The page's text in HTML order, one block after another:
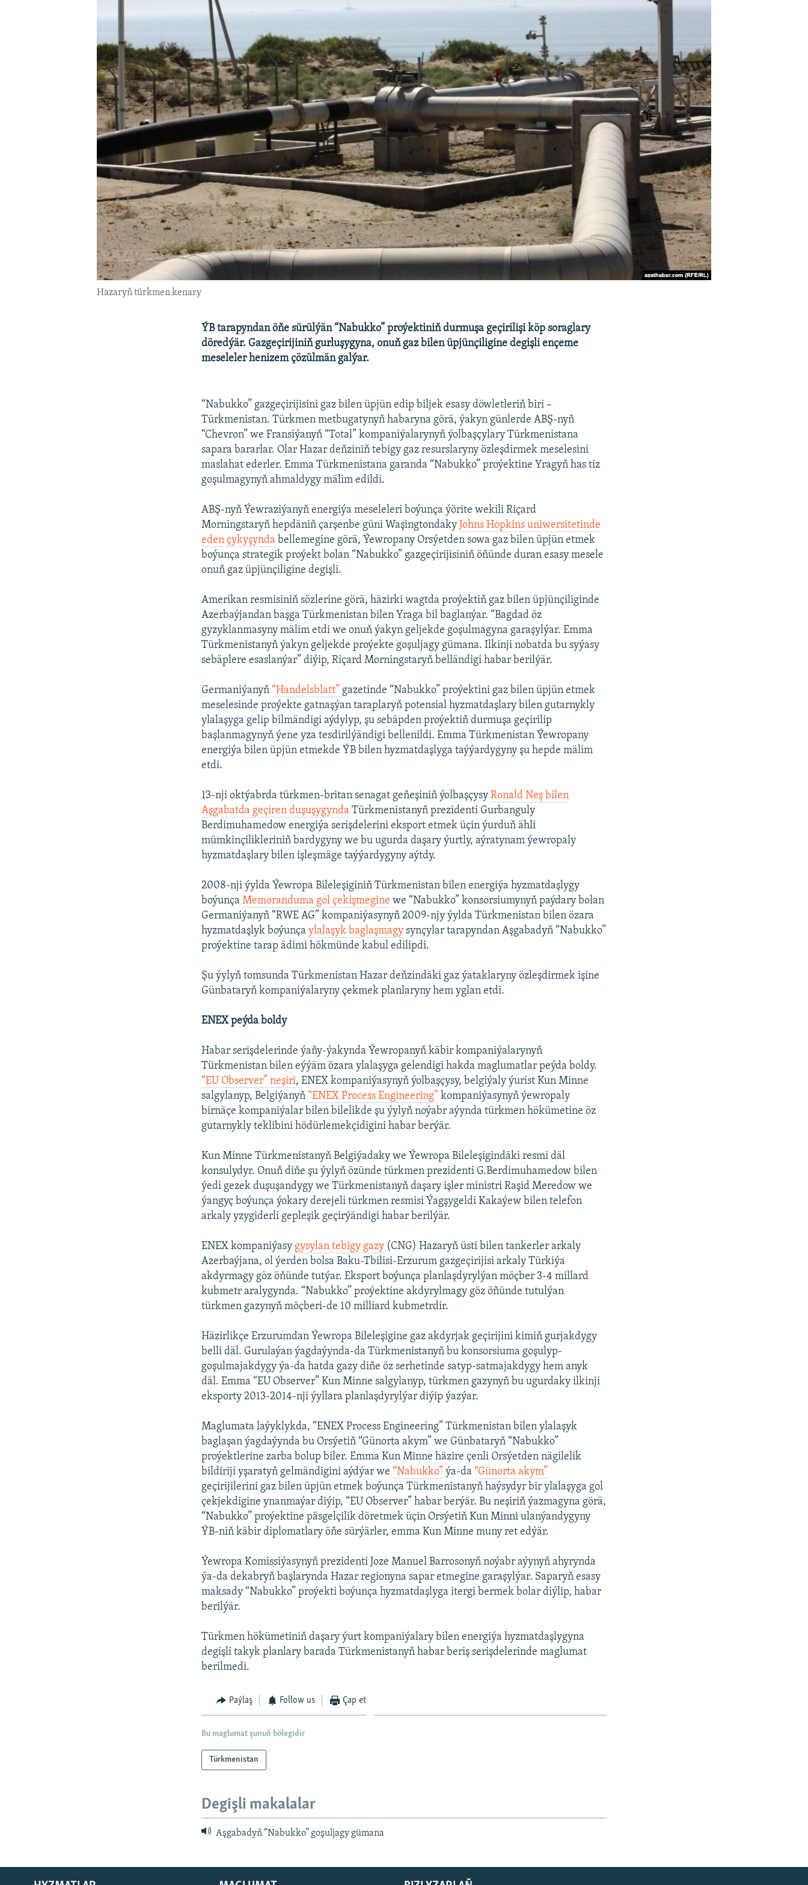
Hazaryň türkmen kenary
ÝB tarapyndan öňe sürülýän “Nabukko” proýektiniň durmuşa geçirilişi köp soraglary
döredýär. Gazgeçirijiniň gurluşygyna, onuň gaz bilen üpjünçiligine degişli ençeme
meseleler henizem çözülmän galýar.
“Nabukko” gazgeçirijisini gaz bilen üpjün edip biljek esasy döwletleriň biri –
Türkmenistan. Türkmen metbugatynyň habaryna görä, ýakyn günlerde ABŞ-nyň
“Chevron” we Fransiýanyň “Total” kompaniýalarynyň ýolbaşçylary Türkmenistana
sapara bararlar. Olar Hazar deňziniň tebigy gaz resurslaryny özleşdirmek meselesini
maslahat ederler. Emma Türkmenistana garanda “Nabukko” proýektine Yragyň has tiz
goşulmagynyň ahmaldygy mälim edildi.
ABŞ-nyň Ýewraziýanyň energiýa meseleleri boýunça ýörite wekili Riçard
Morningstaryň hepdäniň çarşenbe güni Waşingtondaky Johns Hopkins uniwersitetinde
eden çykyşynda bellemegine görä, Ýewropany Orsýetden sowa gaz bilen üpjün etmek
boýunça strategik proýekt bolan “Nabukko” gazgeçirijisiniň öňünde duran esasy mesele
onuň gaz üpjünçiligine degişli.
Amerikan resmisiniň sözlerine görä, häzirki wagtda proýektiň gaz bilen üpjünçiliginde
Azerbaýjandan başga Türkmenistan bilen Yraga bil baglanýar. “Bagdad öz
gyzyklanmasyny mälim etdi we onuň ýakyn geljekde goşulmagyna garaşylýar. Emma
Türkmenistanyň ýakyn geljekde proýekte goşuljagy gümana. Ilkinji nobatda bu syýasy
sebäplere esaslanýar” diýip, Riçard Morningstaryň belländigi habar berilýär.
Germaniýanyň“Handelsblatt” gazetinde “Nabukko” proýektini gaz bilen üpjün etmek
meselesinde proýekte gatnaşýan taraplaryň potensial hyzmatdaşlary bilen gutarnykly
ylalaşyga gelip bilmändigi aýdylyp, şu sebäpden proýektiň durmuşa geçirilip
başlanmagynyň ýene yza tesdirilýändigi bellenildi. Emma Türkmenistan Ýewropany
energiýa bilen üpjün etmekde ÝB bilen hyzmatdaşlyga taýýardygyny şu hepde mälim
etdi.
13-nji oktýabrda türkmen-britan senagat geňeşiniň ýolbaşçysyRonald Neş bilen
Aşgabatda geçiren duşuşygynda Türkmenistanyň prezidenti Gurbanguly
Berdimuhamedow energiýa serişdelerini eksport etmek üçin ýurduň ähli
mümkinçilikleriniň bardygyny we bu ugurda daşary ýurtly, aýratynam ýewropaly
hyzmatdaşlary bilen işleşmäge taýýardygyny aýtdy.
2008-nji ýylda Ýewropa Bileleşiginiň Türkmenistan bilen energiýa hyzmatdaşlygy
boýunçaMemoranduma gol çekişmegine we “Nabukko” konsorsiumynyň paýdary bolan
Germaniýanyň “RWE AG” kompaniýasynyň 2009-njy ýylda Türkmenistan bilen özara
hyzmatdaşlyk boýunçaylalaşyk baglaşmagy synçylar tarapyndan Aşgabadyň “Nabukko”
proýektine tarap ädimi hökmünde kabul edilipdi.
Şu ýylyň tomsunda Türkmenistan Hazar deňzindäki gaz ýataklaryny özleşdirmek işine
Günbataryň kompaniýalaryny çekmek planlaryny hem yglan etdi.
ENEX peýda boldy
Habar serişdelerinde ýaňy-ýakynda Ýewropanyň käbir kompaniýalarynyň
Türkmenistan bilen eýýäm özara ylalaşyga gelendigi hakda maglumatlar peýda boldy.
“EU Observer” neşiri, ENEX kompaniýasynyň ýolbaşçysy, belgiýaly ýurist Kun Minne
salgylanyp, Belgiýanyň“ENEX Process Engineering” kompaniýasynyň ýewropaly
birnäçe kompaniýalar bilen bilelikde şu ýylyň noýabr aýynda türkmen hökümetine öz
gutarnykly teklibini hödürlemekçidigini habar berýär.
Kun Minne Türkmenistanyň Belgiýadaky we Ýewropa Bileleşigindäki resmi däl
konsulydyr. Onuň diňe şu ýylyň özünde türkmen prezidenti G.Berdimuhamedow bilen
ýedi gezek duşuşandygy we Türkmenistanyň daşary işler ministri Raşid Meredow we
ýangyç boýunça ýokary derejeli türkmen resmisi Ýagşygeldi Kakaýew bilen telefon
arkaly yzygiderli gepleşik geçirýändigi habar berilýär.
ENEX kompaniýasygysylan tebigy gazy (CNG) Hazaryň üsti bilen tankerler arkaly
Azerbaýjana, ol ýerden bolsa Baku-Tbilisi-Erzurum gazgeçirijisi arkaly Türkiýa
akdyrmagy göz öňünde tutýar. Eksport boýunça planlaşdyrylýan möçber 3-4 millard
kubmetr aralygynda. “Nabukko” proýektine akdyrylmagy göz öňünde tutulýan
türkmen gazynyň möçberi-de 10 milliard kubmetrdir.
Häzirlikçe Erzurumdan Ýewropa Bileleşigine gaz akdyrjak geçirijini kimiň gurjakdygy
belli däl. Gurulaýan ýagdaýynda-da Türkmenistanyň bu konsorsiuma goşulyp-
goşulmajakdygy ýa-da hatda gazy diňe öz serhetinde satyp-satmajakdygy hem anyk
däl. Emma “EU Observer” Kun Minne salgylanyp, türkmen gazynyň bu ugurdaky ilkinji
eksporty 2013-2014-nji ýyllara planlaşdyrylýar diýip ýazýar.
Maglumata laýyklykda, “ENEX Process Engineering” Türkmenistan bilen ylalaşyk
baglaşan ýagdaýynda bu Orsýetiň “Günorta akym” we Günbataryň “Nabukko”
proýektlerine zarba bolup biler. Emma Kun Minne häzire çenli Orsýetden nägilelik
bildiriji yşaratyň gelmändigini aýdýar we“Nabukko” ýa-da“Günorta akym”
geçirijilerini gaz bilen üpjün etmek boýunça Türkmenistanyň haýsydyr bir ylalaşyga gol
çekjekdigine ynanmaýar diýip, “EU Observer” habar berýär. Bu neşiriň ýazmagyna görä,
“Nabukko” proýektine päsgelçilik döretmek üçin Orsýetiň Kun Minni ulanýandygyny
ÝB-niň käbir diplomatlary öňe sürýärler, emma Kun Minne muny ret edýär.
Ýewropa Komissiýasynyň prezidenti Joze Manuel Barrosonyň noýabr aýynyň ahyrynda
ýa-da dekabryň başlarynda Hazar regionyna sapar etmegine garaşylýar. Saparyň esasy
maksady “Nabukko” proýekti boýunça hyzmatdaşlyga itergi bermek bolar diýlip, habar
berilýär.
Türkmen hökümetiniň daşary ýurt kompaniýalary bilen energiýa hyzmatdaşlygyna
degişli takyk planlary barada Türkmenistanyň habar beriş serişdelerinde maglumat
berilmedi.
Paýlaş Follow us Çap et
Bu maglumat şunuň bölegidir
Türkmenistan
Degişli makalalar
Aşgabadyň “Nabukko” goşuljagy gümana